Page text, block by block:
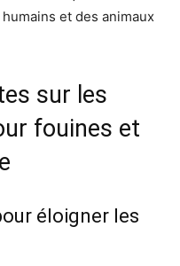
et des animaux
sur les
fouines et
éloigner les